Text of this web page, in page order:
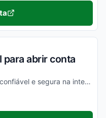
para abrir conta
A loja virtual SuperDigital é boa, confiável e segura na internet. Pesquise, confira os comentários e constate!